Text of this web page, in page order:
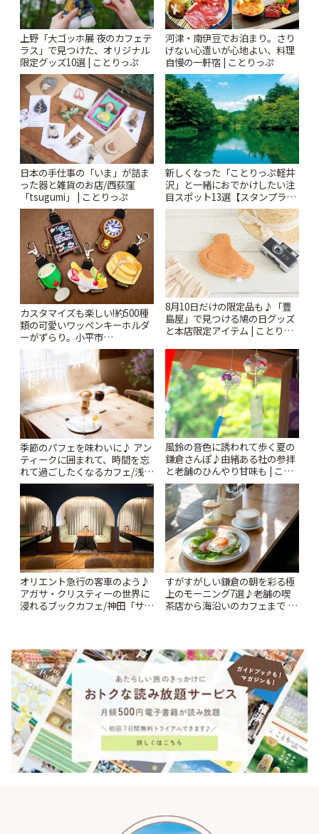
上野「大ゴッホ展 夜のカフェテ
ラス」で見つけた、オリジナル
限定グッズ10選 | ことりっぷ
河津・南伊豆でお泊まり。さり
げない心遣いが心地よい、料理
自慢の一軒宿 | ことりっぷ
日本の手仕事の「いま」が詰ま
った器と雑貨のお店/西荻窪
「tsugumi」 | ことりっぷ
新しくなった「ことりっぷ軽井
沢」と一緒におでかけしたい注
目スポット13選【スタンプラリ
ー開催中】 | ことりっぷ
カスタマイズも楽しい!約500種
類の可愛いワッペンキーホルダ
ーがずらり。小平市
「Kimamaya T&K」 | ことりっ
8月10日だけの限定品も♪「豊
島屋」で見つける鳩の日グッズ
と本店限定アイテム | ことりっ
季節のパフェを味わいに♪ アン
ティークに囲まれて、時間を忘
れて過ごしたくなるカフェ/浅草
「annorum cafe」 | ことりっぷ
風鈴の音色に誘われて歩く夏の
鎌倉さんぽ♪由緒ある社の参拝
と老舗のひんやり甘味も | こと
りっぷ
オリエント急行の客車のよう♪
アガサ・クリスティーの世界に
浸れるブックカフェ/神田「サロ
すがすがしい鎌倉の朝を彩る極
上のモーニング7選♪老舗の喫
茶店から海沿いのカフェまで |